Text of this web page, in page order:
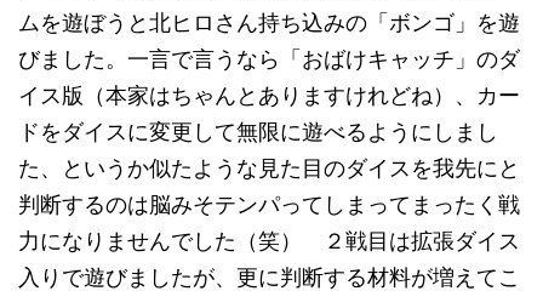
ムを遊ぼうと北ヒロさん持ち込みの「ボンゴ」を遊
びました。一言で言うなら「おばけキャッチ」のダ
イス版（本家はちゃんとありますけれどね）、カー
ドをダイスに変更して無限に遊べるようにしまし
た、というか似たような見た目のダイスを我先にと
判断するのは脳みそテンパってしまってまったく戦
力になりませんでした（笑） ２戦目は拡張ダイス
入りで遊びましたが、更に判断する材料が増えてこ